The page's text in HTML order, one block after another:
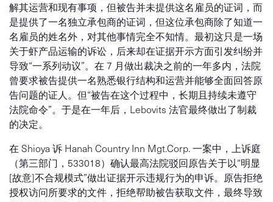
解其运营和现有事项，但被告并未提供这名雇员的证词，而
是提供了一名独立承包商的证词，但这位承包商除了知道一
名雇员的姓名外，对其他事情完全不知情。最初这只是一场
关于虾产品运输的诉讼，后来却在证据开示方面引发纠纷并
导致“一系列动议”。在 7 月做出裁决之前的一年多内，法院
曾要求被告提供一名熟悉银行结构和运营并能够全面回答原
告问题的证人。但“被告在这个过程中，长期且持续未遵守
法院命令”。于是在一年后，Lebovits 法官最终做出了制裁
的决定。
在 Shioya 诉 Hanah Country Inn Mgt.Corp. 一案中，上诉庭
（第三部门，533018）确认最高法院驳回原告关于以“明显
[故意]不合规模式”做出证据开示违规行为的申诉。原告拒绝
授权访问所要求的文件，拒绝帮助被告获取文件，最终导致